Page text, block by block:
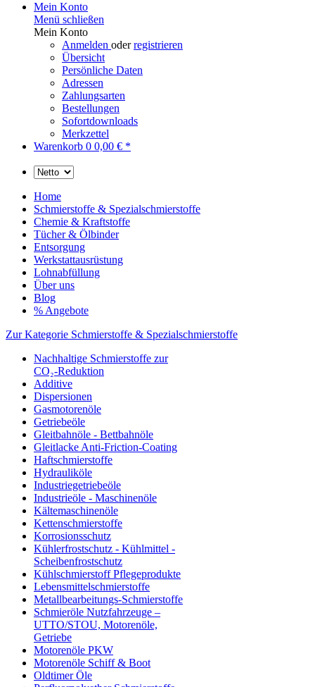
Mein Konto
Menü schließen
Mein Konto
Anmelden oderregistrieren
Übersicht
Persönliche Daten
Adressen
Zahlungsarten
Bestellungen
Sofortdownloads
Merkzettel
Warenkorb 0 0,00 € *
Home
Schmierstoffe & Spezialschmierstoffe
Chemie & Kraftstoffe
Tücher & Ölbinder
Entsorgung
Werkstattausrüstung
Lohnabfüllung
Über uns
Blog
% Angebote
Zur Kategorie Schmierstoffe & Spezialschmierstoffe
Nachhaltige Schmierstoffe zur
CO₂-Reduktion
Additive
Dispersionen
Gasmotorenöle
Getriebeöle
Gleitbahnöle - Bettbahnöle
Gleitlacke Anti-Friction-Coating
Haftschmierstoffe
Hydrauliköle
Industriegetriebeöle
Industrieöle - Maschinenöle
Kältemaschinenöle
Kettenschmierstoffe
Korrosionsschutz
Kühlerfrostschutz - Kühlmittel -
Scheibenfrostschutz
Kühlschmierstoff Pflegeprodukte
Lebensmittelschmierstoffe
Metallbearbeitungs-Schmierstoffe
Schmieröle Nutzfahrzeuge –
UTTO/STOU, Motorenöle,
Getriebe
Motorenöle PKW
Motorenöle Schiff & Boot
Oldtimer Öle